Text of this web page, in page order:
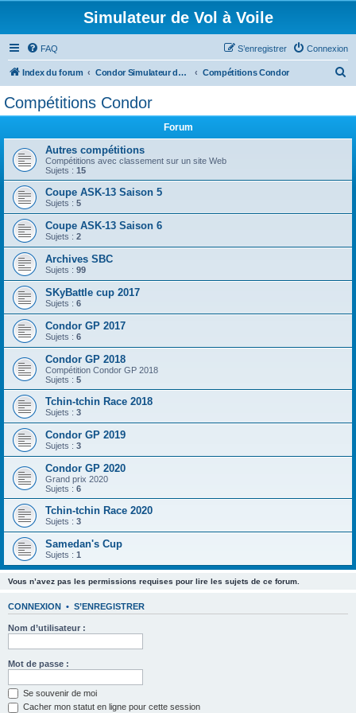
Simulateur de Vol à Voile
FAQ Connexion
S’enregistrer
Index du forum Condor Simulateur de Vol à Voile Compétitions Condor
Compétitions Condor
Forum
Autres compétitions
Compétitions avec classement sur un site Web
Sujets : 15
Coupe ASK-13 Saison 5
Sujets : 5
Coupe ASK-13 Saison 6
Sujets : 2
Archives SBC
Sujets : 99
SKyBattle cup 2017
Sujets : 6
Condor GP 2017
Sujets : 6
Condor GP 2018
Compétition Condor GP 2018
Sujets : 5
Tchin-tchin Race 2018
Sujets : 3
Condor GP 2019
Sujets : 3
Condor GP 2020
Grand prix 2020
Sujets : 6
Tchin-tchin Race 2020
Sujets : 3
Samedan's Cup
Sujets : 1
Vous n’avez pas les permissions requises pour lire les sujets de ce forum.
CONNEXION • S’ENREGISTRER
Nom d’utilisateur :
Mot de passe :
Se souvenir de moi
Cacher mon statut en ligne pour cette session